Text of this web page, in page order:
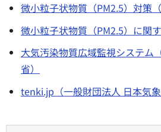
微小粒子状物質（PM2.5）対策
微小粒子状物質（PM2.5）に関
大気汚染物質広域監視システム
省）
tenki.jp（一般財団法人 日本気象